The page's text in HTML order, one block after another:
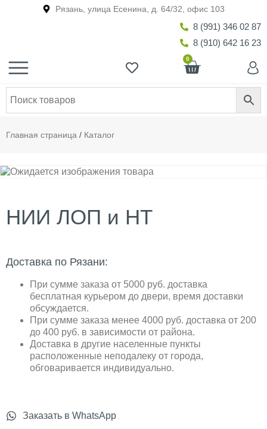
Рязань, улица Есенина, д. 64/32, офис 103
8 (991) 346 02 87
8 (910) 642 16 23
0
Главная страница / Каталог
НИИ ЛОП и НТ
Доставка по Рязани:
При сумме заказа от 5000 руб. доставка
бесплатная курьером до двери, время доставки
обсуждается.
При сумме заказа менее 4000 руб. доставка от 200
до 400 руб. в зависимости от района.
Доставка в другие населенные пункты
расположенные неподалеку от города,
обговаривается индивидуально.
Заказать в WhatsApp